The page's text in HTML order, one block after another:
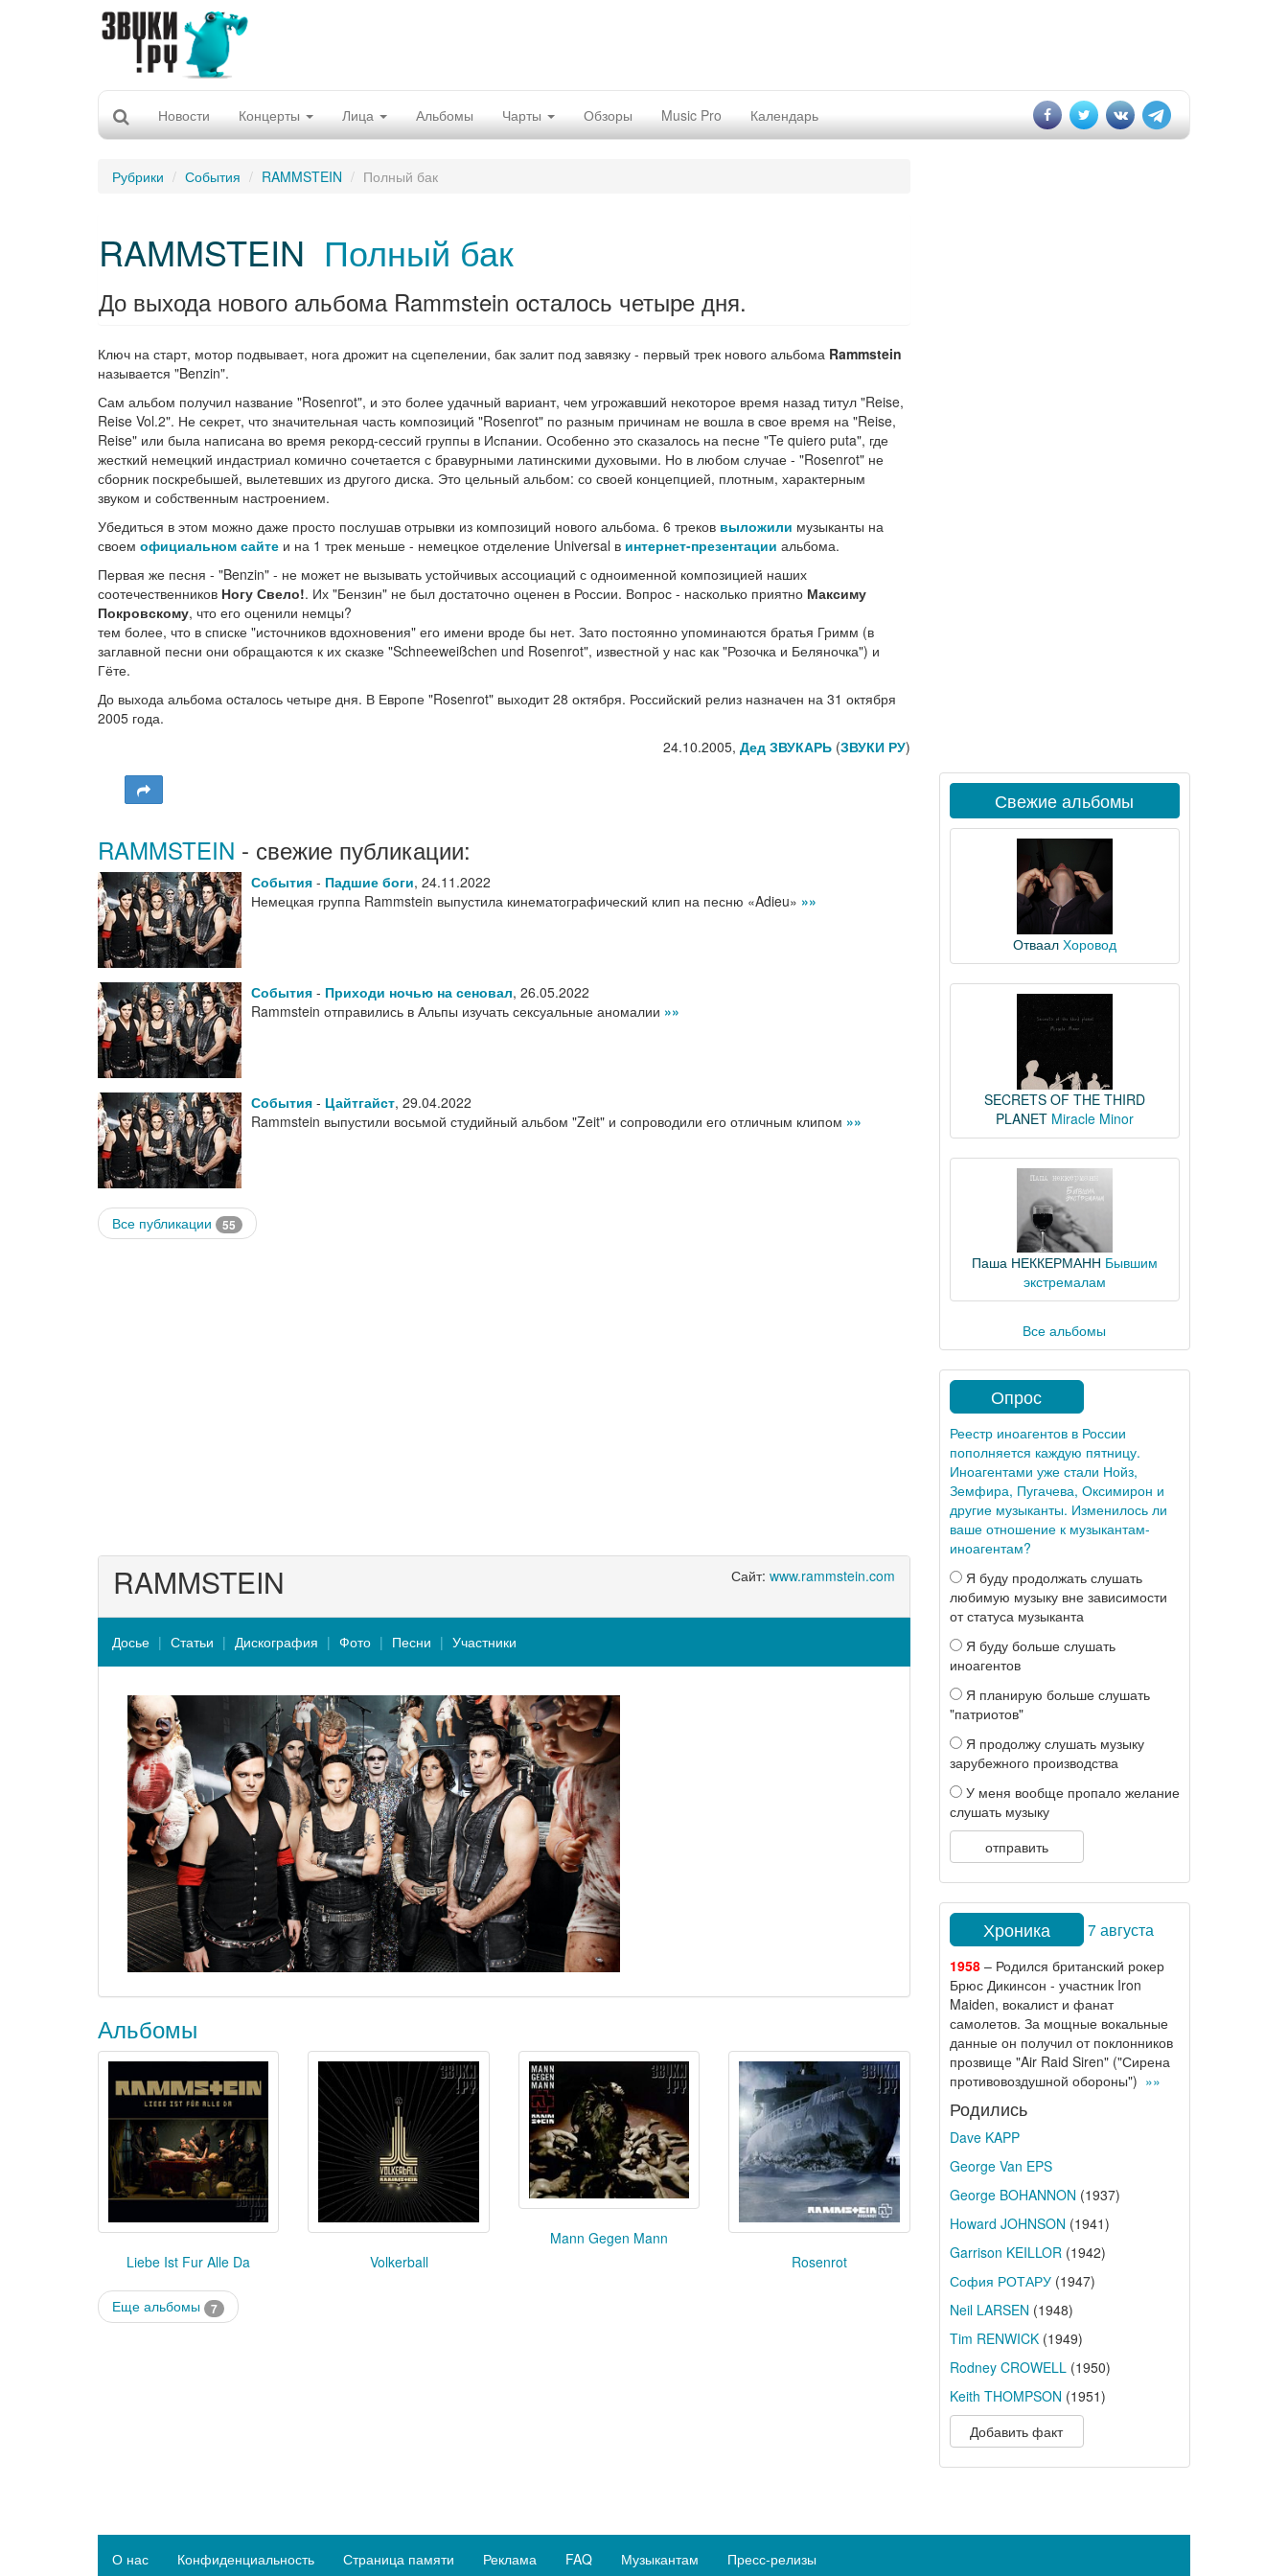
Новости Концерты Лица Альбомы Чарты Обзоры Music Pro Календарь
Рубрики События RAMMSTEIN Полный бак
RAMMSTEIN Полный бак
До выхода нового альбома Rammstein оcталось четыре дня.
Ключ на старт, мотор подвывает, нога дрожит на сцепелении, бак залит под завязку - первый трек нового альбома Rammstein
называется "Benzin".
Сам альбом получил название "Rosenrot", и это более удачный вариант, чем угрожавший некоторое время назад титул "Reise,
Reise Vol.2". Не секрет, что значительная часть композиций "Rosenrot" по разным причинам не вошла в свое время на "Reise,
Reise" или была написана во время рекорд-сессий группы в Испании. Особенно это сказалось на песне "Te quiero puta", где
жесткий немецкий индастриал комично сочетается с бравурными латинскими духовыми. Но в любом случае - "Rosenrot" не
сборник поскребышей, вылетевших из другого диска. Это цельный альбом: со своей концепцией, плотным, характерным
звуком и собственным настроением.
Убедиться в этом можно даже просто послушав отрывки из композиций нового альбома. 6 треков выложили музыканты на
своем официальном сайте и на 1 трек меньше - немецкое отделение Universal в интернет-презентации альбома.
Первая же песня - "Benzin" - не может не вызывать устойчивых ассоциаций с одноименной композицией наших
соотечественников Ногу Свело!. Их "Бензин" не был достаточно оценен в России. Вопрос - насколько приятно Максиму
Покровскому, что его оценили немцы?
тем более, что в списке "источников вдохновения" его имени вроде бы нет. Зато постоянно упоминаются братья Гримм (в
заглавной песни они обращаются к их сказке "Schneeweißchen und Rosenrot", известной у нас как "Розочка и Беляночка") и
Гёте.
До выхода альбома оcталось четыре дня. В Европе "Rosenrot" выходит 28 октября. Российский релиз назначен на 31 октября
2005 года.
24.10.2005, Дед ЗВУКАРЬ(ЗВУКИ РУ)
RAMMSTEIN - свежие публикации:
События - Падшие боги, 24.11.2022
Немецкая группа Rammstein выпустила кинематографический клип на песню «Adieu» »»
События - Приходи ночью на сеновал, 26.05.2022
Rammstein отправились в Альпы изучать сексуальные аномалии »»
События - Цайтгайст, 29.04.2022
Rammstein выпустили восьмой студийный альбом "Zeit" и сопроводили его отличным клипом »»
Все публикации 55
Сайт: www.rammstein.com
RAMMSTEIN
Досье Статьи Дискография Фото Песни Участники
Альбомы
Liebe Ist Fur Alle Da Volkerball
Mann Gegen Mann
Rosenrot
Еще альбомы 7
Свежие альбомы
Отваал Хоровод
SECRETS OF THE THIRD
PLANET Miracle Minor
Паша НЕККЕРМАНН Бывшим
экстремалам
Все альбомы
Опрос
Реестр иноагентов в России
пополняется каждую пятницу.
Иноагентами уже стали Нойз,
Земфира, Пугачева, Оксимирон и
другие музыканты. Изменилось ли
ваше отношение к музыкантам-
иноагентам?
Я буду продолжать слушать
любимую музыку вне зависимости
от статуса музыканта
Я буду больше слушать
иноагентов
Я планирую больше слушать
"патриотов"
Я продолжу слушать музыку
зарубежного производства
У меня вообще пропало желание
слушать музыку
отправить
Хроника 7 августа
1958– Родился британский рокер
Брюс Дикинсон - участник Iron
Maiden, вокалист и фанат
самолетов. За мощные вокальные
данные он получил от поклонников
прозвище "Air Raid Siren" ("Сирена
противовоздушной обороны") »»
Родились
Dave KAPP
George Van EPS
George BOHANNON (1937)
Howard JOHNSON (1941)
Garrison KEILLOR(1942)
София РОТАРУ(1947)
Neil LARSEN (1948)
Tim RENWICK(1949)
Rodney CROWELL(1950)
Keith THOMPSON (1951)
Добавить факт
О нас Конфиденциальность Страница памяти Реклама FAQ Музыкантам Пресс-релизы